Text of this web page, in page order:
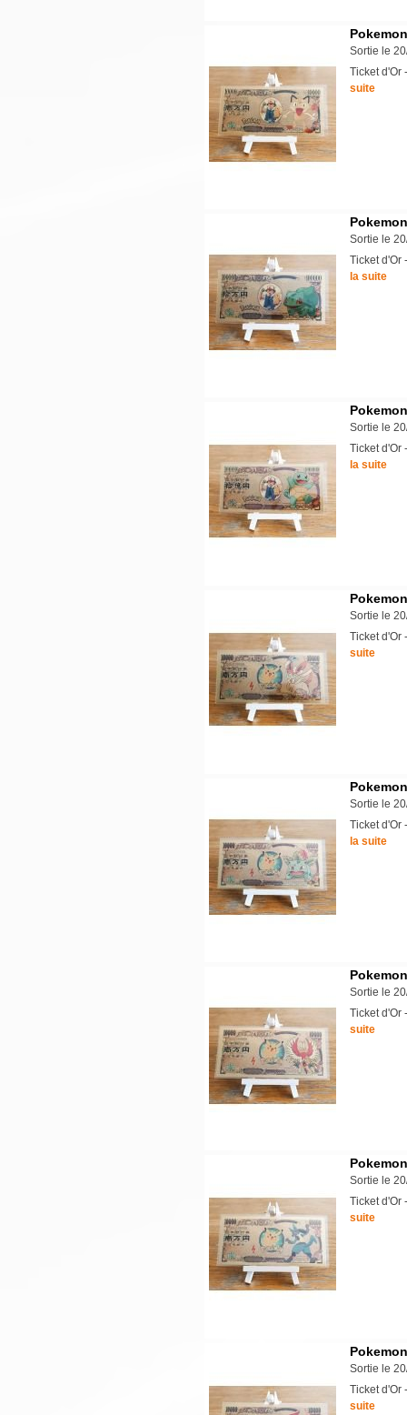
Sortie le
Ticket
suite
Sortie le
Ticket
la suite
Sortie le
Ticket
la suite
Sortie le
Ticket
suite
Sortie le
Ticket
la suite
Sortie le
Ticket
suite
Sortie le
Ticket
suite
Sortie le
Ticket
suite